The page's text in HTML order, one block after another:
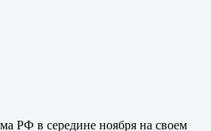
РФ в середине ноября на своем